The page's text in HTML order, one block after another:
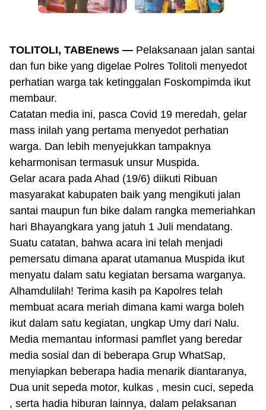
TOLITOLI, TABEnews — Pelaksanaan jalan santai
dan fun bike yang digelae Polres Tolitoli menyedot
perhatian warga tak ketinggalan Foskompimda ikut
membaur.
Catatan media ini, pasca Covid 19 meredah, gelar
mass inilah yang pertama menyedot perhatian
warga. Dan lebih menyejukkan tampaknya
keharmonisan termasuk unsur Muspida.
Gelar acara pada Ahad (19/6) diikuti Ribuan
masyarakat kabupaten baik yang mengikuti jalan
santai maupun fun bike dalam rangka memeriahkan
hari Bhayangkara yang jatuh 1 Juli mendatang.
Suatu catatan, bahwa acara ini telah menjadi
pemersatu dimana aparat utamanua Muspida ikut
menyatu dalam satu kegiatan bersama warganya.
Alhamdulilah! Terima kasih pa Kapolres telah
membuat acara meriah dimana kami warga boleh
ikut dalam satu kegiatan, ungkap Umy dari Nalu.
Media memantau informasi pamflet yang beredar
media sosial dan di beberapa Grup WhatSap,
menyiapkan beberapa hadia menarik diantaranya,
Dua unit sepeda motor, kulkas , mesin cuci, sepeda
, serta hadia hiburan lainnya, dalam pelaksanan